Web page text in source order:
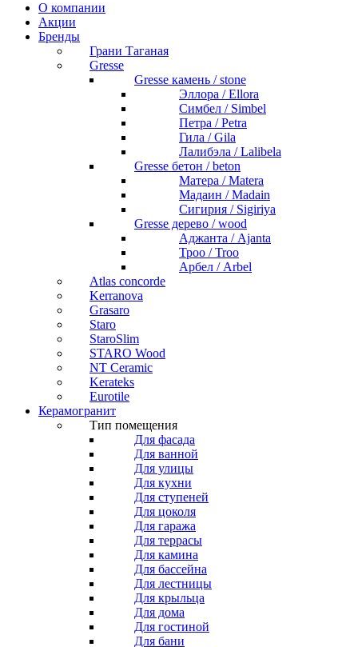
О компании
Акции
Бренды
Грани Таганая
Gresse
Gresse камень / stone
Эллора / Ellora
Симбел / Simbel
Петра / Petra
Гила / Gila
Лалибэла / Lalibela
Gresse бетон / beton
Матера / Matera
Мадаин / Madain
Сигирия / Sigiriya
Gresse дерево / wood
Аджанта / Ajanta
Троо / Troo
Арбел / Arbel
Atlas concorde
Kerranova
Grasaro
Staro
StaroSlim
STARO Wood
NT Ceramic
Kerateks
Eurotile
Керамогранит
Тип помещения
Для фасада
Для ванной
Для улицы
Для кухни
Для ступеней
Для цоколя
Для гаража
Для террасы
Для камина
Для бассейна
Для лестницы
Для крыльца
Для дома
Для гостиной
Для бани